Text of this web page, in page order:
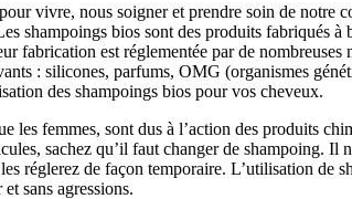
vivre, nous soigner et prendre soin de notre
shampoings bios sont des produits fabriqués
fabrication est réglementée par de nombreuses
: silicones, parfums, OMG (organismes
des shampoings bios pour vos cheveux.
femmes, sont dus à l’action des produits
sachez qu’il faut changer de shampoing.
réglerez de façon temporaire. L’utilisation de
sans agressions.